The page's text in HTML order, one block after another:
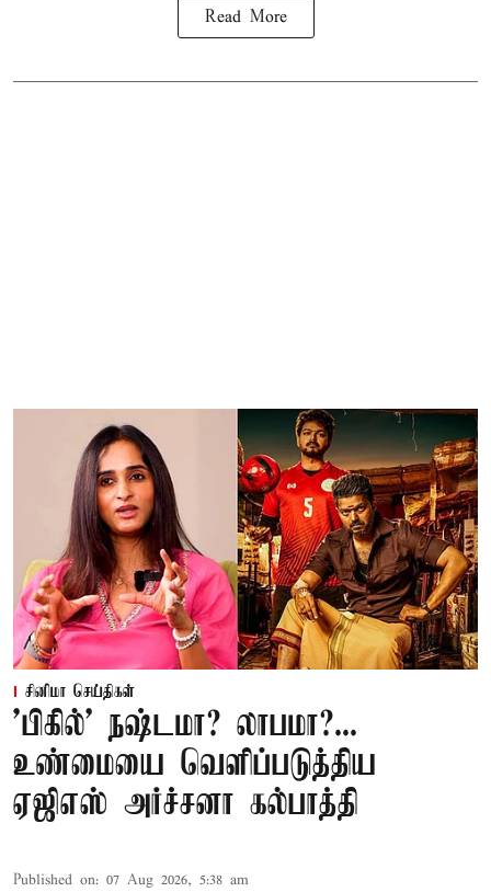
Read More
சினிமா செய்திகள்
'பிகில்' நஷ்டமா? லாபமா?...
உண்மையை வெளிப்படுத்திய
ஏஜிஎஸ் அர்ச்சனா கல்பாத்தி
Published on: 07 Aug 2026, 5:38 am